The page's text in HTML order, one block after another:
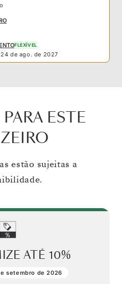
FLEXÍVEL
de ago. de 2027
ESTE
estão sujeitas a
ATÉ 10%
setembro de 2026